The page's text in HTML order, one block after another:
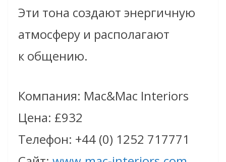
Эти тона создают энергичную
атмосферу и располагают
к общению.
Компания: Mac&Mac Interiors
Цена: £932
Телефон: +44 (0) 1252 717771